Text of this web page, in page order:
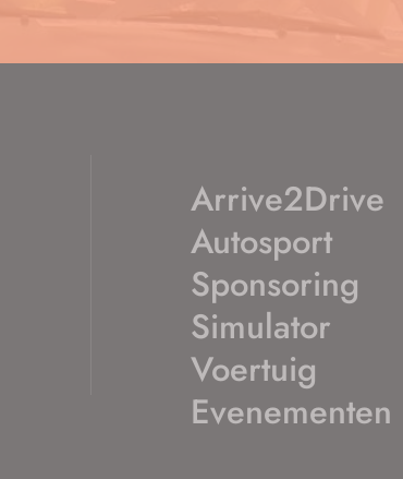
Arrive2Drive
Autosport
Sponsoring
Simulator
Voertuig
Evenementen